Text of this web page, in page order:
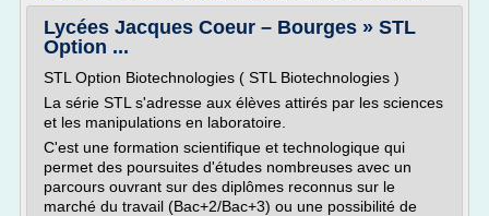
Lycées Jacques Coeur – Bourges » STL
Option ...
STL Option Biotechnologies ( STL Biotechnologies )
La série STL s'adresse aux élèves attirés par les sciences
et les manipulations en laboratoire.
C'est une formation scientifique et technologique qui
permet des poursuites d'études nombreuses avec un
parcours ouvrant sur des diplômes reconnus sur le
marché du travail (Bac+2/Bac+3) ou une possibilité de